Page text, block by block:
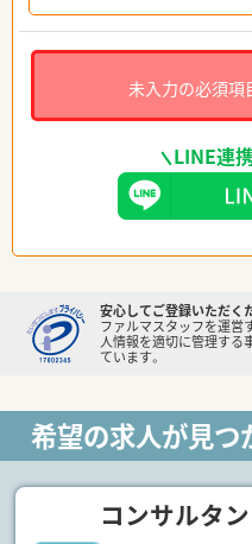
未入力の必須項
LINE連
安心してご登録いただく
ファルマスタッフを運営
人情報を適切に管理する
ています。
希望の求人が見
コンサルタ